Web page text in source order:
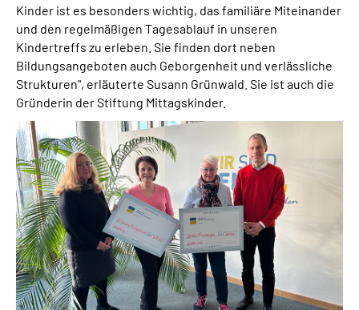
Kinder ist es besonders wichtig, das familiäre Miteinander
und den regelmäßigen Tagesablauf in unseren
Kindertreffs zu erleben. Sie finden dort neben
Bildungsangeboten auch Geborgenheit und verlässliche
Strukturen", erläuterte Susann Grünwald. Sie ist auch die
Gründerin der Stiftung Mittagskinder.